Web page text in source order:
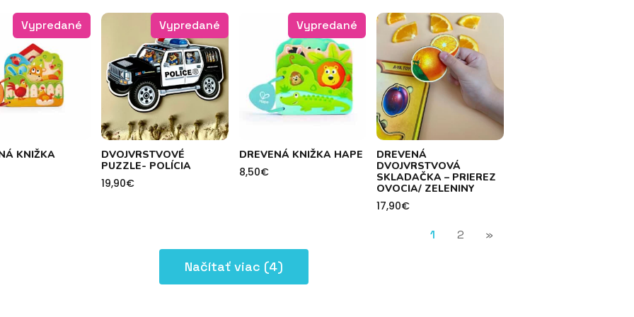
Vypredané
KNIŽKA
Vypredané
DVOJVRSTVOVÉ
PUZZLE- POLÍCIA
19,90€
Vypredané
DREVENÁ KNIŽKA HAPE
8,50€
DREVENÁ
DVOJVRSTVOVÁ
SKLADAČKA – PRIEREZ
OVOCIA/ ZELENINY
17,90€
1 2 »
Načítať viac (4)